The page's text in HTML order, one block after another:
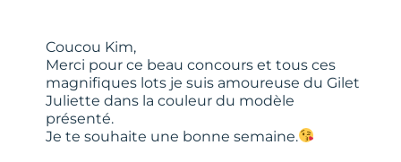
Coucou Kim,
Merci pour ce beau concours et tous ces
magnifiques lots je suis amoureuse du Gilet
Juliette dans la couleur du modèle
présenté.
Je te souhaite une bonne semaine.